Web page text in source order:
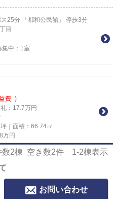
ス25分 「都和公民館」 停歩3分
目
中： 1室
費 -)
：17.7万円
｜面積：66.74㎡
万円
数2棟 空き数2件 1-2棟表示
お問い合わせ